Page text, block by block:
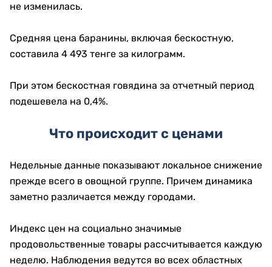
не изменилась.
Средняя цена баранины, включая бескостную,
составила 4 493 тенге за килограмм.
При этом бескостная говядина за отчетный период
подешевела на 0,4%.
Что происходит с ценами
Недельные данные показывают локальное снижение
прежде всего в овощной группе. Причем динамика
заметно различается между городами.
Индекс цен на социально значимые
продовольственные товары рассчитывается каждую
неделю. Наблюдения ведутся во всех областных